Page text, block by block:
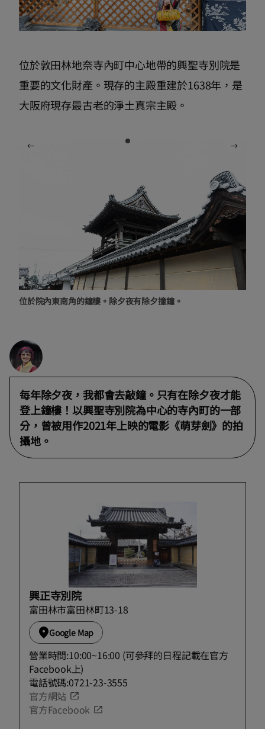
位於敦田林地奈寺內町中心地帶的興聖寺別院是
重要的文化財產。現存的主殿重建於1638年，是
大阪府現存最古老的淨土真宗主殿。
位於院內東南角的鐘樓。除夕夜有除夕撞鐘。
每年除夕夜，我都會去敲鐘。只有在除夕夜才能
登上鐘樓！以興聖寺別院為中心的寺內町的一部
分，曾被用作2021年上映的電影《萌芽劍》的拍
攝地。
興正寺別院
富田林市富田林町13-18
Google Map
營業時間:10:00~16:00 (可參拜的日程記載在官方
Facebook上)
電話號碼:0721-23-3555
官方網站
官方Facebook